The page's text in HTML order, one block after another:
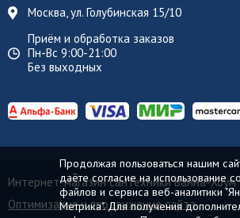
Москва, ул. Голубинская 15/10
Приём и обработка заказов
Пн-Вс 9:00-21:00
Без выходных
Интернет-магазин сантехники Ванна-Хоум
Оптимизация и продвижение сайта
Продолжая пользоваться нашим
даёте согласие на использование
файлов и сервиса веб-аналитики
Метрика". Для получения